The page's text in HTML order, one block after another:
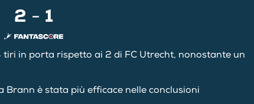
2 - 1
in porta rispetto ai 2 di FC Utrecht, nonostante un
Brann è stata più efficace nelle conclusioni